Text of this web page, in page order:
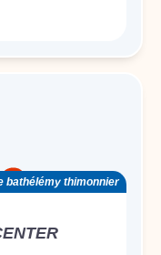
bathélémy thimonnier